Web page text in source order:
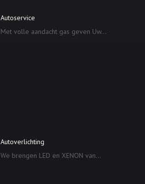
Autoservice
Met volle aandacht gas geven Uw...
Autoverlichting
We brengen LED en XENON van...